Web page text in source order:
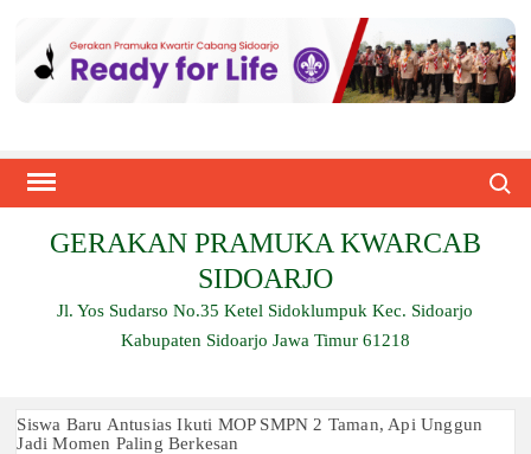
content
GERAKAN PRAMUKA KWARCAB
SIDOARJO
Jl. Yos Sudarso No.35 Ketel Sidoklumpuk Kec. Sidoarjo
Kabupaten Sidoarjo Jawa Timur 61218
Siswa Baru Antusias Ikuti MOP SMPN 2 Taman, Api Unggun
Jadi Momen Paling Berkesan